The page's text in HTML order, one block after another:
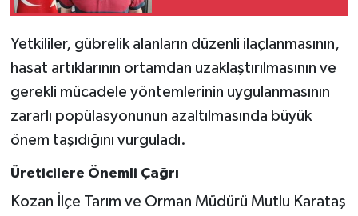
Yetkililer, gübrelik alanların düzenli ilaçlanmasının,
hasat artıklarının ortamdan uzaklaştırılmasının ve
gerekli mücadele yöntemlerinin uygulanmasının
zararlı popülasyonunun azaltılmasında büyük
önem taşıdığını vurguladı.
Üreticilere Önemli Çağrı
Kozan İlçe Tarım ve Orman Müdürü Mutlu Karataş